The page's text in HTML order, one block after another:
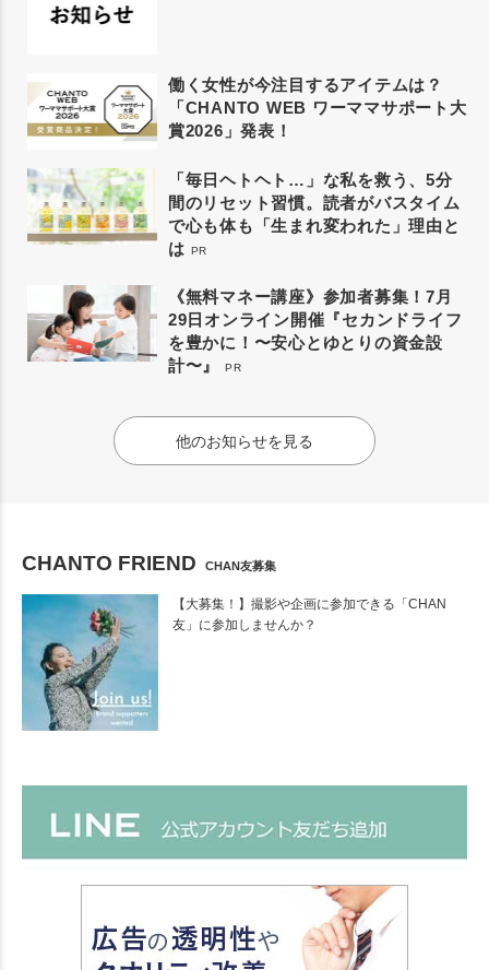
働く女性が今注目するアイテムは？
「CHANTO WEB ワーママサポート大
賞2026」発表！
「毎日ヘトヘト…」な私を救う、5分
間のリセット習慣。読者がバスタイム
で心も体も「生まれ変われた」理由と
は PR
《無料マネー講座》参加者募集！7月
29日オンライン開催『セカンドライフ
を豊かに！〜安心とゆとりの資金設
計〜』
PR
他のお知らせを見る
CHANTO FRIEND CHAN友募集
【大募集！】撮影や企画に参加できる「CHAN
友」に参加しませんか？